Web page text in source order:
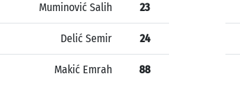
Muminović Salih 23
Delić Semir 24
Makić Emrah 88